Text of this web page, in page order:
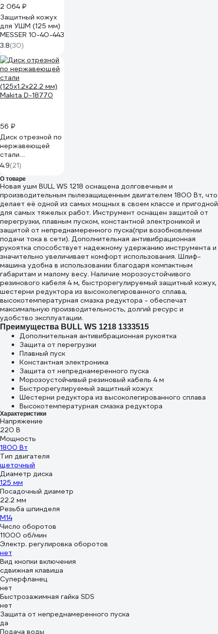
2 064 ₽
Защитный кожух
для УШМ (125 мм)
MESSER 10-40-443
3.8(30)
56 ₽
Диск отрезной по
нержавеющей
стали
(125х1.2х22.2 мм)
Makita D-18770
4.9(21)
О товаре
Новая ушм BULL WS 1218 оснащена долговечным и
производительным пылезащищенным двигателем 1800 Вт, что
делает её одной из самых мощных в своем классе и пригодной
для самых тяжелых работ. Инструмент оснащен защитой от
перегрузки, плавным пуском, константной электроникой и
защитой от непреднамеренного пуска(при возобновлении
подачи тока в сети). Дополнительная антивибрационная
рукоятка способствует надежному удержанию инструмента и
значительно увеличивает комфорт использования. Шлиф-
машина удобна в использовании благодаря компактным
габаритам и малому весу. Наличие морозоустойчивого
резинового кабеля 4 м, быстрорегулируемый защитный кожух,
шестерни редуктора из высоколегированного сплава,
высокотемпературная смазка редуктора - обеспечат
максимальную производительность, долгий ресурс и
удобство эксплуатации.
Преимущества BULL WS 1218 1333515
Дополнительная антивибрационная рукоятка
Защита от перегрузки
Плавный пуск
Константная электроника
Защита от непреднамеренного пуска
Морозоустойчивый резиновый кабель 4 м
Быстрорегулируемый защитный кожух
Шестерни редуктора из высоколегированного сплава
Высокотемпературная смазка редуктора
Характеристики
Напряжение
220 В
Мощность
1800 Вт
Тип двигателя
щеточный
Диаметр диска
125 мм
Посадочный диаметр
22.2 мм
Резьба шпинделя
М14
Число оборотов
11000 об/мин
Электр. регулировка оборотов
нет
Вид кнопки включения
сдвижная клавиша
Суперфланец
нет
Быстрозажимная гайка SDS
нет
Защита от непреднамеренного пуска
да
Подача воды